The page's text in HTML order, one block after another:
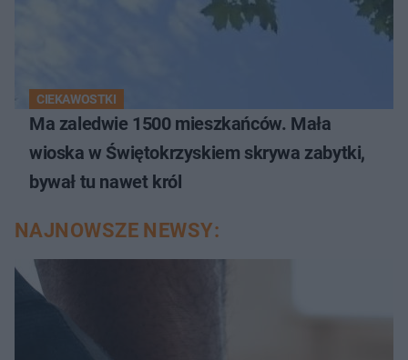
CIEKAWOSTKI
Ma zaledwie 1500 mieszkańców. Mała
wioska w Świętokrzyskiem skrywa zabytki,
bywał tu nawet król
NAJNOWSZE NEWSY: